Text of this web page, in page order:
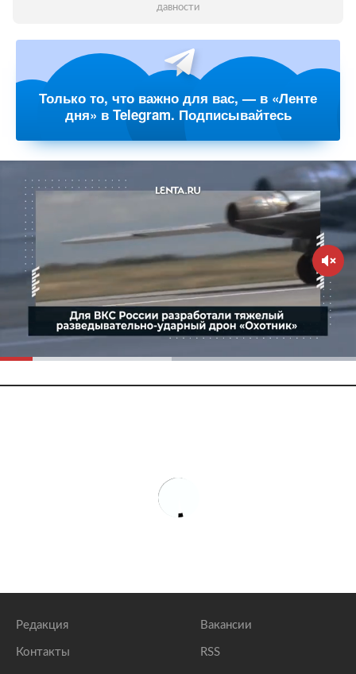
давности
Только то, что важно для вас, — в «Ленте
дня» в Telegram. Подписывайтесь
Редакция
Контакты
Вакансии
RSS